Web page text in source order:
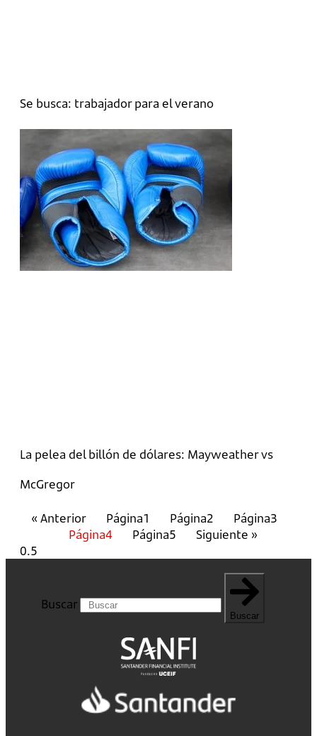
Se busca: trabajador para el verano
La pelea del billón de dólares: Mayweather vs
McGregor
« Anterior Página1 Página2 Página3
Página4 Página5 Siguiente »
Buscar
Buscar